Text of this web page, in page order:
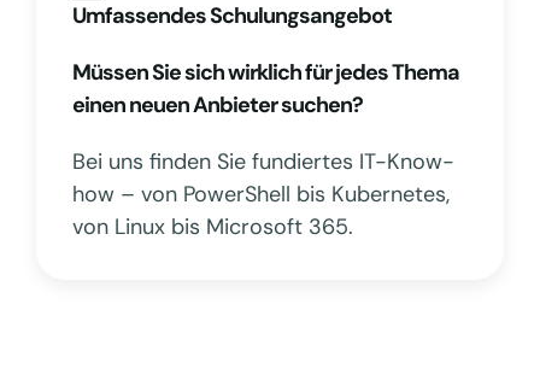
Umfassendes Schulungsangebot
Müssen Sie sich wirklich für jedes Thema
einen neuen Anbieter suchen?
Bei uns finden Sie fundiertes IT-Know-
how – von PowerShell bis Kubernetes,
von Linux bis Microsoft 365.